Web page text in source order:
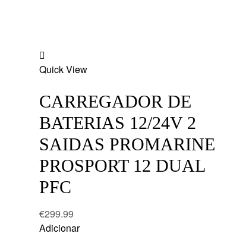
to
Quick View
CARREGADOR DE
BATERIAS 12/24V 2
SAIDAS PROMARINE
PROSPORT 12 DUAL
PFC
€299.99
Adicionar